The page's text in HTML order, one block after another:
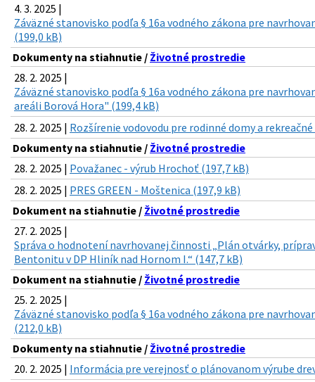
4. 3. 2025 |
Záväzné stanovisko podľa § 16a vodného zákona pre
(199,0 kB)
Dokumenty na stiahnutie / Životné prostredie
28. 2. 2025 |
Záväzné stanovisko podľa § 16a vodného zákona pre
areáli Borová Hora" (199,4 kB)
28. 2. 2025 | Rozšírenie vodovodu pre rodinné domy a
Dokumenty na stiahnutie / Životné prostredie
28. 2. 2025 | Považanec - výrub Hrochoť (197,7 kB)
28. 2. 2025 | PRES GREEN - Moštenica (197,9 kB)
Dokument na stiahnutie / Životné prostredie
27. 2. 2025 |
Správa o hodnotení navrhovanej činnosti „Plán otvárky,
Bentonitu v DP Hliník nad Hornom I.“ (147,7 kB)
Dokument na stiahnutie / Životné prostredie
25. 2. 2025 |
Záväzné stanovisko podľa § 16a vodného zákona pre
(212,0 kB)
Dokumenty na stiahnutie / Životné prostredie
20. 2. 2025 | Informácia pre verejnosť o plánovanom výrube